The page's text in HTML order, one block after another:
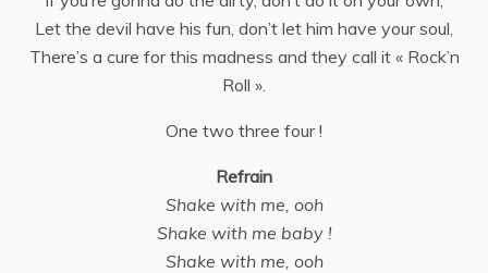
Let the devil have his fun, don’t let him have your soul,
There’s a cure for this madness and they call it « Rock’n
Roll ».
One two three four !
Refrain
Shake with me, ooh
Shake with me baby !
Shake with me, ooh